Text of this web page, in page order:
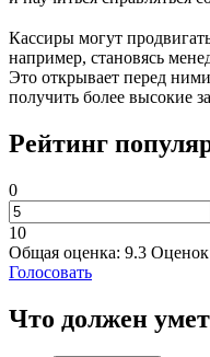
Кассиры могут
например, становясь
Это открывает перед
получить более высокие
Рейтинг
0
10
Общая оценка: 9.3
Голосовать
Что должен